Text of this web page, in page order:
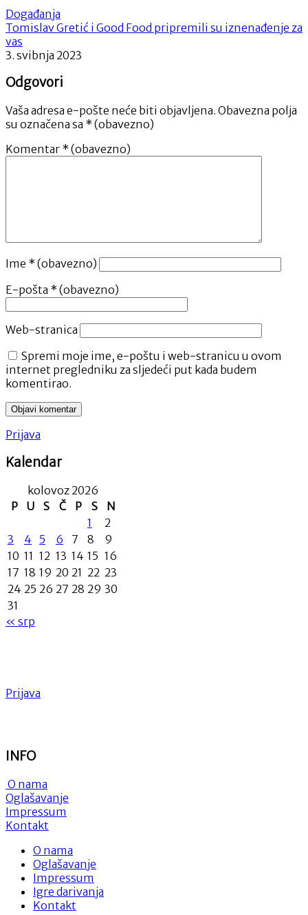
Događanja
Tomislav Gretić i Good Food pripremili su iznenađenje za
vas
3. svibnja 2023
Odgovori
Vaša adresa e-pošte neće biti objavljena. Obavezna polja
su označena sa * (obavezno)
Komentar * (obavezno)
Ime * (obavezno)
E-pošta * (obavezno)
Web-stranica
Spremi moje ime, e-poštu i web-stranicu u ovom
internet pregledniku za sljedeći put kada budem
komentirao.
Prijava
Kalendar
kolovoz 2026
P
U S Č P S
N
1
2
3
4 5 6 7 8
9
10 11 12 13 14 15 16
17 18 19 20 21 22 23
24 25 26 27 28 29 30
31
« srp
Prijava
INFO
O nama
Oglašavanje
Impressum
Kontakt
O nama
Oglašavanje
Impressum
Igre darivanja
Kontakt